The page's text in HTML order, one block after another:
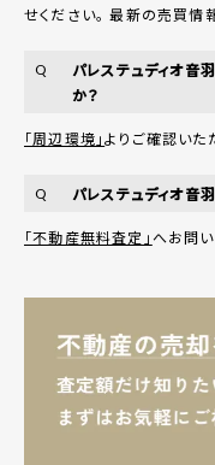
せください。 最新の売買情
Q
パレステュディオ音
か？
「周辺環境」よりご確認いた
Q パレステュディオ音
「不動産無料査定」へお問い